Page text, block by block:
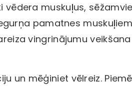
vēdera muskuļus,
pamatnes
vingrinājumu
un mēģiniet vēlreiz.